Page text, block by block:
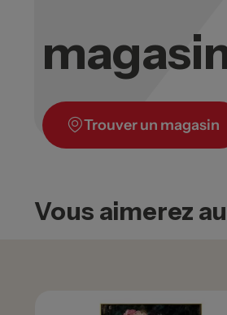
Trouver un magasin
Vous aimerez